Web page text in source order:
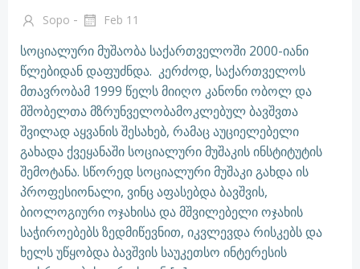
Sopo - Feb 11
სოციალური მუშაობა საქართველოში 2000-იანი
წლებიდან დაფუძნდა. კერძოდ, საქართველოს
მთავრობამ 1999 წელს მიიღო კანონი ობოლ და
მშობელთა მზრუნველობამოკლებულ ბავშვთა
შვილად აყვანის შესახებ, რამაც აუციელებელი
გახადა ქვეყანაში სოციალური მუშაკის ინსტიტუტის
შემოტანა. სწორედ სოციალური მუშაკი გახდა ის
პროფესიონალი, ვინც აფასებდა ბავშვის,
ბიოლოგიური ოჯახისა და მშვილებელი ოჯახის
საჭიროებებს ზედმიწევნით, იკვლევდა რისკებს და
ხელს უწყობდა ბავშვის საუკეთსო ინტერესის